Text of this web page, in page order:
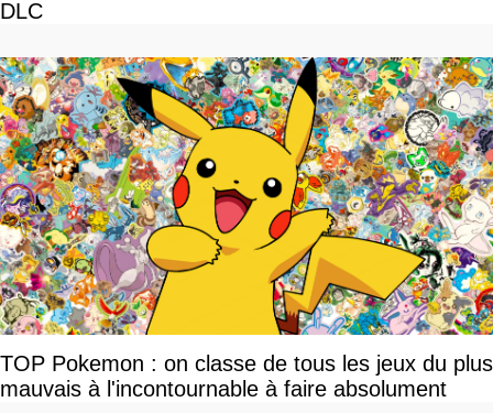
DLC
TOP Pokemon : on classe de tous les jeux du plus
mauvais à l'incontournable à faire absolument